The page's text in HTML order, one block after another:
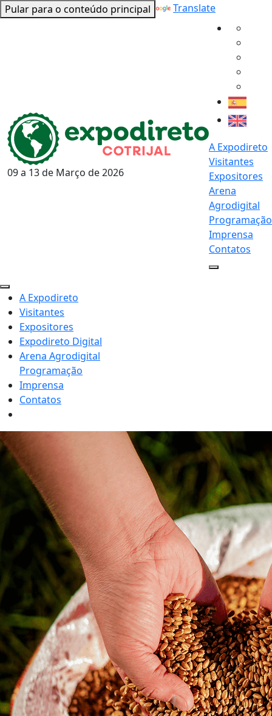
Powered by Translate
Pular para o conteúdo principal
09 a 13 de Março de 2026
A Expodireto
Visitantes
Expositores
Arena
Agrodigital
Programação
Imprensa
Contatos
A Expodireto
Visitantes
Expositores
Expodireto Digital
Arena Agrodigital
Programação
Imprensa
Contatos